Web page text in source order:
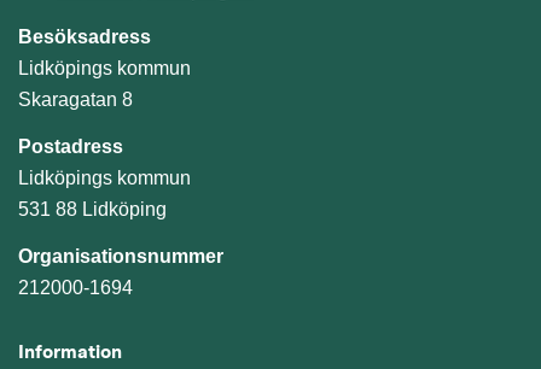
Besöksadress
Lidköpings kommun
Skaragatan 8
Postadress
Lidköpings kommun
531 88 Lidköping
Organisationsnummer
212000-1694
Information